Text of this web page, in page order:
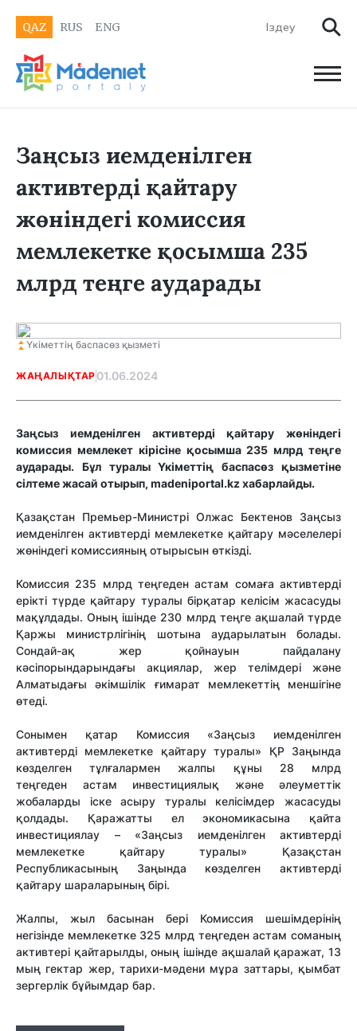
QAZ RUS ENG
Заңсыз иемденілген
активтерді қайтару
жөніндегі комиссия
мемлекетке қосымша 235
млрд теңге аударады
Үкіметтің баспасөз қызметі
ЖАҢАЛЫҚТАР 01.06.2024
Заңсыз иемденілген активтерді қайтару жөніндегі
комиссия мемлекет кірісіне қосымша 235 млрд теңге
аударады. Бұл туралы Үкіметтің баспасөз қызметіне
сілтеме жасай отырып, madeniportal.kz хабарлайды.
Қазақстан Премьер-Министрі Олжас Бектенов Заңсыз
иемденілген активтерді мемлекетке қайтару мәселелері
жөніндегі комиссияның отырысын өткізді.
Комиссия 235 млрд теңгеден астам сомаға активтерді
ерікті түрде қайтару туралы бірқатар келісім жасасуды
мақұлдады. Оның ішінде 230 млрд теңге ақшалай түрде
Қаржы министрлігінің шотына аударылатын болады.
Сондай-ақ жер қойнауын пайдалану
кәсіпорындарындағы акциялар, жер телімдері және
Алматыдағы әкімшілік ғимарат мемлекеттің меншігіне
өтеді.
Сонымен қатар Комиссия «Заңсыз иемденілген
активтерді мемлекетке қайтару туралы» ҚР Заңында
көзделген тұлғалармен жалпы құны 28 млрд
теңгеден астам инвестициялық және әлеуметтік
жобаларды іске асыру туралы келісімдер жасасуды
қолдады. Қаражатты ел экономикасына қайта
инвестициялау – «Заңсыз иемденілген активтерді
мемлекетке қайтару туралы» Қазақстан
Республикасының Заңында көзделген активтерді
қайтару шараларының бірі.
Жалпы, жыл басынан бері Комиссия шешімдерінің
негізінде мемлекетке 325 млрд теңгеден астам соманың
активтері қайтарылды, оның ішінде ақшалай қаражат, 13
мың гектар жер, тарихи-мәдени мұра заттары, қымбат
зергерлік бұйымдар бар.